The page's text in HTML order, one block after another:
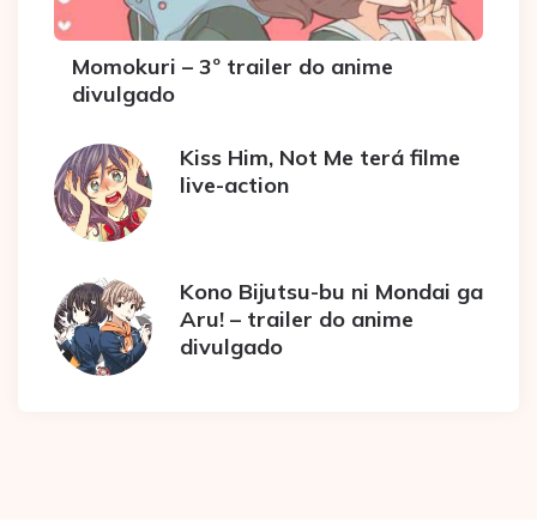
Momokuri – 3º trailer do anime
divulgado
Kiss Him, Not Me terá filme
live-action
Kono Bijutsu-bu ni Mondai ga
Aru! – trailer do anime
divulgado